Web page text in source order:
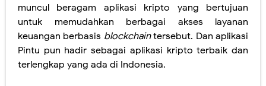
muncul beragam aplikasi kripto yang bertujuan
untuk memudahkan berbagai akses layanan
keuangan berbasis blockchaintersebut. Dan aplikasi
Pintu pun hadir sebagai aplikasi kripto terbaik dan
terlengkap yang ada di Indonesia.